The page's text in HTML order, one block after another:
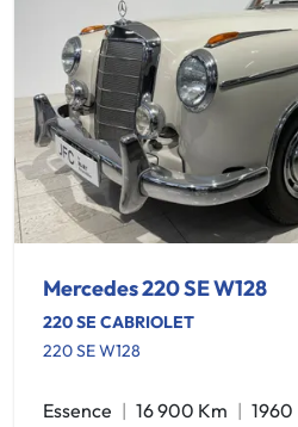
Mercedes 220 SE W128
220 SE CABRIOLET
220 SE W128
Essence 16 900 Km
1960